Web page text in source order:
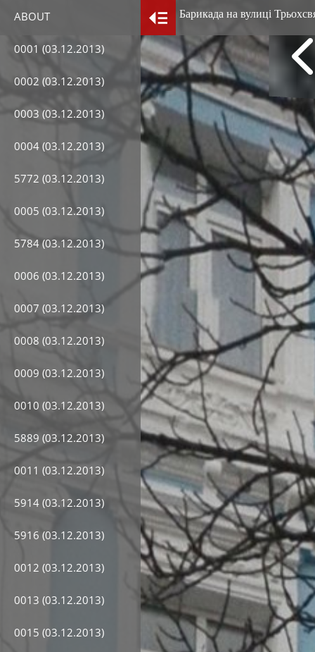
ABOUT
0001 (03.12.2013)
0002 (03.12.2013)
0003 (03.12.2013)
0004 (03.12.2013)
5772 (03.12.2013)
0005 (03.12.2013)
5784 (03.12.2013)
0006 (03.12.2013)
0007 (03.12.2013)
0008 (03.12.2013)
0009 (03.12.2013)
0010 (03.12.2013)
5889 (03.12.2013)
0011 (03.12.2013)
5914 (03.12.2013)
5916 (03.12.2013)
0012 (03.12.2013)
0013 (03.12.2013)
0015 (03.12.2013)
Барикада на вулиці